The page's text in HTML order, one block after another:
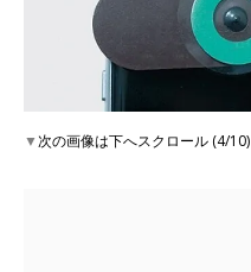
▼次の画像は下へスクロール (4/10)